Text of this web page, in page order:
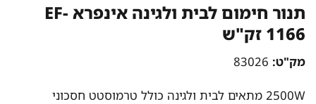
תנור חימום לבית ולגינה אינפרא EF-
1166 זק"ש
מק"ט:83026
2500W מתאים לבית ולגינה כולל טרמוסטט חסכוני